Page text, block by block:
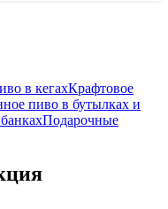
в кегахКрафтовое
пиво в бутылках и
Подарочные